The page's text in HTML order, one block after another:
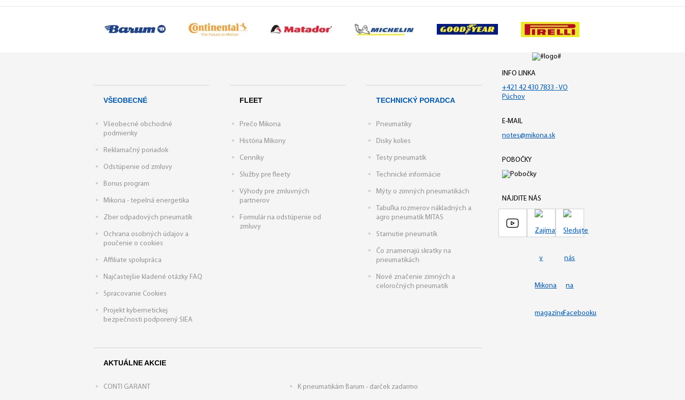
VŠEOBECNÉ
Všeobecné obchodné
podmienky
Reklamačný poriadok
Odstúpenie od zmluvy
Bonus program
Mikona - tepelná energetika
Zber odpadových pneumatík
Ochrana osobných údajov a
poučenie o cookies
Affiliate spolupráca
Najčastejšie kladené otázky FAQ
Spracovanie Cookies
Projekt kybernetickej
bezpečnosti podporený SIEA
FLEET
Prečo Mikona
História Mikony
Cenníky
Služby pre fleety
Výhody pre zmluvných
partnerov
Formulár na odstúpenie od
zmluvy
TECHNICKÝ PORADCA
Pneumatiky
Disky kolies
Testy pneumatík
Technické informácie
Mýty o zimných pneumatikách
Tabuľka rozmerov nákladných a
agro pneumatík MITAS
Starnutie pneumatík
Čo znamenajú skratky na
pneumatikách
Nové značenie zimných a
celoročných pneumatík
AKTUÁLNE AKCIE
CONTI GARANT K pneumatikám Barum - darček zadarmo
INFO LINKA
+421 42 430 7833 - VO
Púchov
E-MAIL
notes@mikona.sk
POBOČKY
NÁJDITE NÁS